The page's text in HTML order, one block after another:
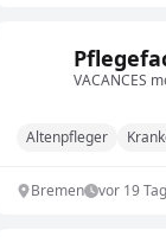
VACANCES
Altenpfleger
Bremen vor 19